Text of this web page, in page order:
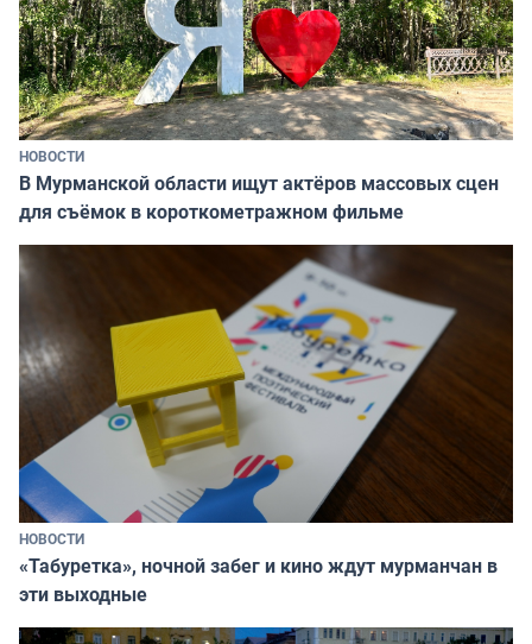
НОВОСТИ
В Мурманской области ищут актёров массовых сцен
для съёмок в короткометражном фильме
НОВОСТИ
«Табуретка», ночной забег и кино ждут мурманчан в
эти выходные